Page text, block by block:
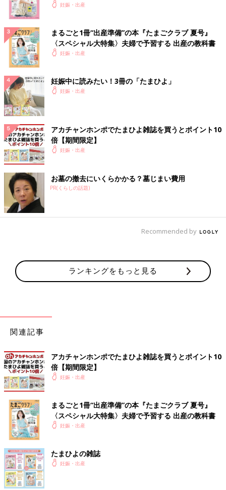
妊娠・出産
まるごと1冊“出産準備”の本『たまごクラブ 夏号』
〈スペシャル大特集〉夫婦で予習する 出産の教科書
妊娠・出産
妊娠中に読みたい！3冊の「たまひよ」
妊娠・出産
アカチャンホンポでたまひよ雑誌を買うとポイント10
倍【期間限定】
妊娠・出産
お墓の撤去にいくらかかる？墓じまい費用
PR(くらしの話題)
Recommended by
ランキングをもっと見る
関連記事
アカチャンホンポでたまひよ雑誌を買うとポイント10
倍【期間限定】
妊娠・出産
まるごと1冊“出産準備”の本『たまごクラブ 夏号』
〈スペシャル大特集〉夫婦で予習する 出産の教科書
妊娠・出産
たまひよの雑誌
妊娠・出産